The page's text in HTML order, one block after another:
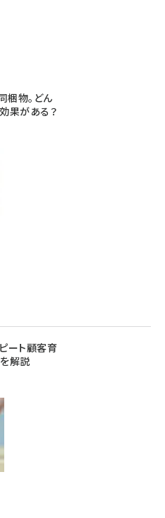
梱物。どん
果がある？
ート顧客育
解説